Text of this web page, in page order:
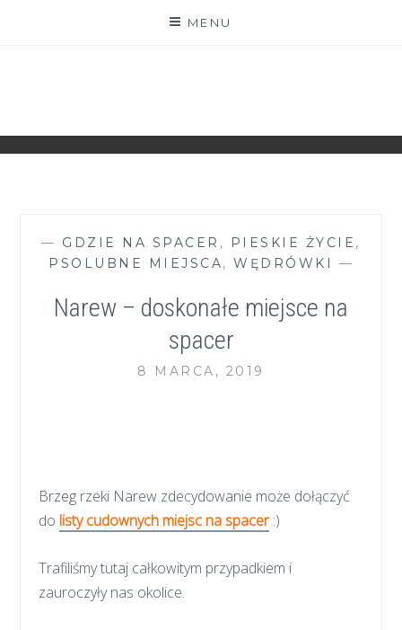
MENU
— GDZIE NA SPACER , PIESKIE ŻYCIE ,
PSOLUBNE MIEJSCA, WĘDRÓWKI —
Narew – doskonałe miejsce na
spacer
8 MARCA, 2019
Brzeg rzeki Narew zdecydowanie może dołączyć
do listy cudownych miejsc na spacer:)
Trafiliśmy tutaj całkowitym przypadkiem i
zauroczyły nas okolice.